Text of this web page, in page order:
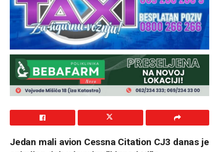
Jedan mali avion Cessna Citation CJ3 danas je